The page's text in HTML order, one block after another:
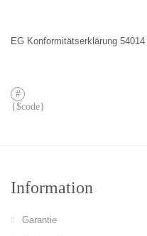
EG Konformitätserklärung 54014
BEITRAG
Information
Garantie